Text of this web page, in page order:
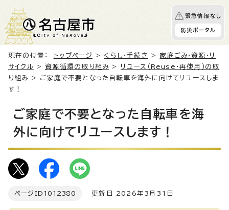
緊急情報なし
防災ポータル
現在の位置： トップページ > くらし・手続き > 家庭ごみ・資源・リ
サイクル >資源循環の取り組み > リユース（Reuse・再使用）の取
り組み > ご家庭で不要となった自転車を海外に向けてリユースしま
す！
ご家庭で不要となった自転車を海
外に向けてリユースします！
ページID 1012380 更新日 2026年3月31日